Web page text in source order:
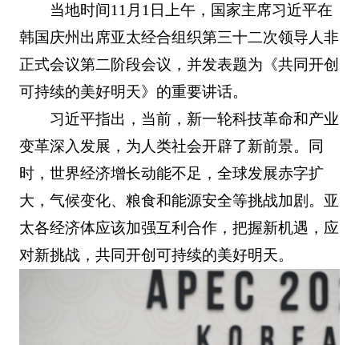
当地时间11月1日上午，国家主席习近平在
韩国庆州出席亚太经合组织第三十二次领导人非
正式会议第二阶段会议，并发表题为《共同开创
可持续的美好明天》的重要讲话。
习近平指出，当前，新一轮科技革命和产业
变革深入发展，为人类社会开辟了新前景。同
时，世界经济增长动能不足，全球发展赤字扩
大，气候变化、粮食和能源安全等挑战加剧。亚
太各经济体应该加强互利合作，把握新机遇，应
对新挑战，共同开创可持续的美好明天。